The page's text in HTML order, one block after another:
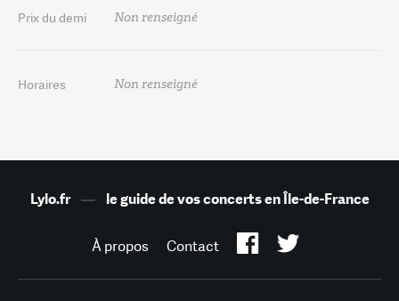
Prix du demi Non renseigné
Horaires Non renseigné
Lylo.fr— le guide de vos concerts en Île-de-France
À propos Contact